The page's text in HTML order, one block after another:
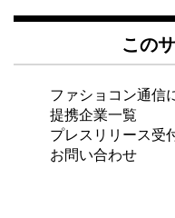
この
ファショコン通信
提携企業一覧
プレスリリース受
お問い合わせ